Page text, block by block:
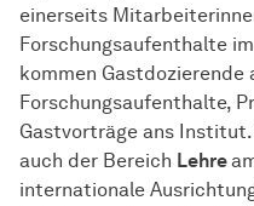
einerseits
Forschungsaufenthalte
kommen Gastdozierende
Forschungsaufenthalte,
Gastvorträge ans
auch der Bereich Lehre
internationale